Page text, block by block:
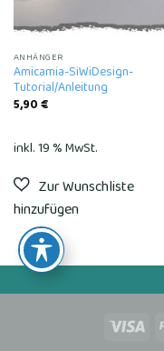
ANHÄNGER
Amicamia-SiWiDesign-
Tutorial/Anleitung
5,90€
inkl. 19 % MwSt.